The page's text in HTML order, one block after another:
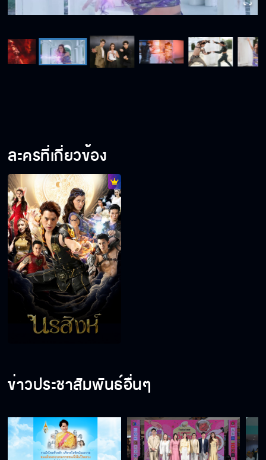
ละครที่เกี่ยวข้อง
ข่าวประชาสัมพันธ์อื่นๆ